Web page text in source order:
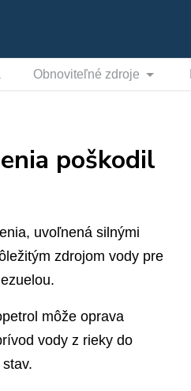
Obnoviteľné zdroje
poškodil
uvoľnená silnými
zdrojom vody pre
môže oprava
vody z rieky do